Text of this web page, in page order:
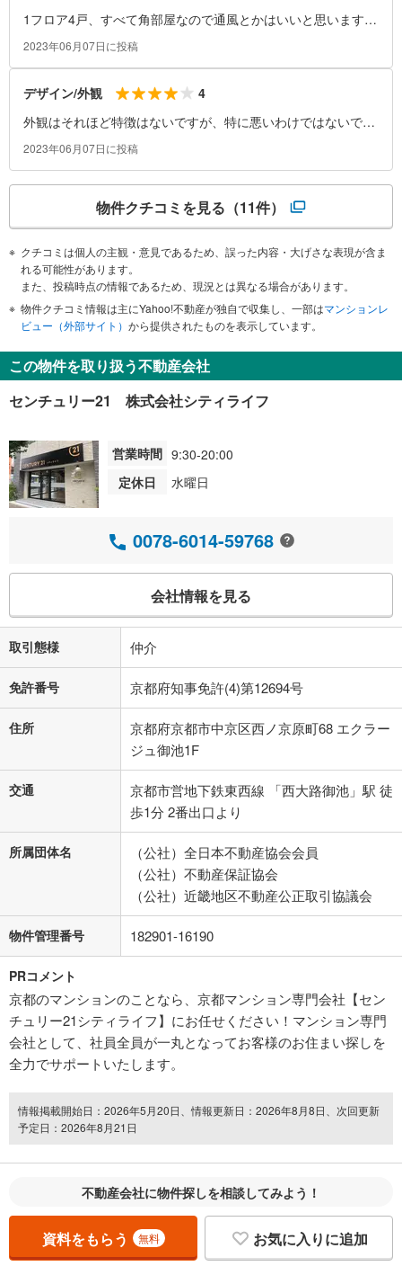
1フロア4戸、すべて角部屋なので通風とかはいいと思います。
間取りはコンパクトですが、使い勝手はよかったです。
2023年06月07日に投稿
デザイン/外観
4
外観はそれほど特徴はないですが、特に悪いわけではないで
す。エントランスは最小限の広さですので、集会などは厳しい
2023年06月07日に投稿
物件クチコミを見る （11件）
クチコミは個人の主観・意見であるため、誤った内容・大げさな表現が含ま
れる可能性があります。
また、投稿時点の情報であるため、現況とは異なる場合があります。
物件クチコミ情報は主にYahoo!不動産が独自で収集し、一部はマンションレ
ビュー（外部サイト） から提供されたものを表示しています。
この物件を取り扱う不動産会社
センチュリー21 株式会社シティライフ
営業時間 9:30-20:00
定休日
水曜日
0078-6014-59768
会社情報を見る
取引態様 仲介
免許番号 京都府知事免許(4)第12694号
住所
京都府京都市中京区西ノ京原町68 エクラー
ジュ御池1F
交通
京都市営地下鉄東西線 「西大路御池」駅 徒
歩1分 2番出口より
所属団体名
（公社）全日本不動産協会会員
（公社）不動産保証協会
（公社）近畿地区不動産公正取引協議会
物件管理番号 182901-16190
PRコメント
京都のマンションのことなら、京都マンション専門会社【セン
チュリー21シティライフ】にお任せください！マンション専門
会社として、社員全員が一丸となってお客様のお住まい探しを
全力でサポートいたします。
情報掲載開始日：2026年5月20日、情報更新日：2026年8月8日、次回更新
予定日：2026年8月21日
不動産会社に物件探しを相談してみよう！
資料をもらう 無料 お気に入りに追加